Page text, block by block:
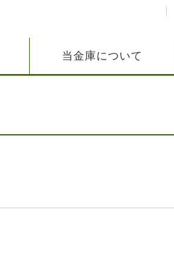
当金庫について